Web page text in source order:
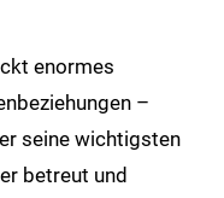
enormes
–
seine wichtigsten
betreut und